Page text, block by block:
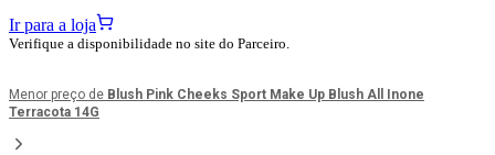
Ir para a loja
Verifique a disponibilidade no site do Parceiro.
Menor preço de Blush Pink Cheeks Sport Make Up Blush All Inone
Terracota 14G